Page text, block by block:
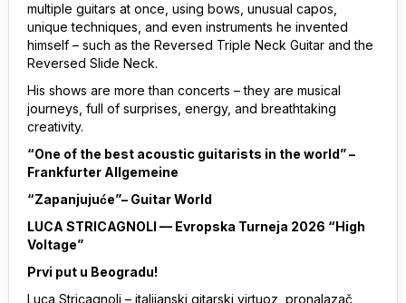
multiple guitars at once, using bows, unusual capos,
unique techniques, and even instruments he invented
himself – such as the Reversed Triple Neck Guitar and the
Reversed Slide Neck.
His shows are more than concerts – they are musical
journeys, full of surprises, energy, and breathtaking
creativity.
“One of the best acoustic guitarists in the world” –
Frankfurter Allgemeine
“Zapanjujuće”– Guitar World
LUCA STRICAGNOLI — Evropska Turneja 2026 “High
Voltage”
Prvi put u Beogradu!
Luca Stricagnoli – italijanski gitarski virtuoz, pronalazač